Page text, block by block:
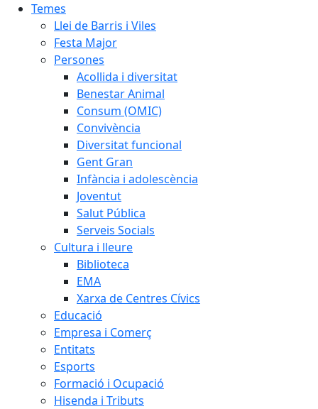
Temes
Llei de Barris i Viles
Festa Major
Persones
Acollida i diversitat
Benestar Animal
Consum (OMIC)
Convivència
Diversitat funcional
Gent Gran
Infància i adolescència
Joventut
Salut Pública
Serveis Socials
Cultura i lleure
Biblioteca
EMA
Xarxa de Centres Cívics
Educació
Empresa i Comerç
Entitats
Esports
Formació i Ocupació
Hisenda i Tributs